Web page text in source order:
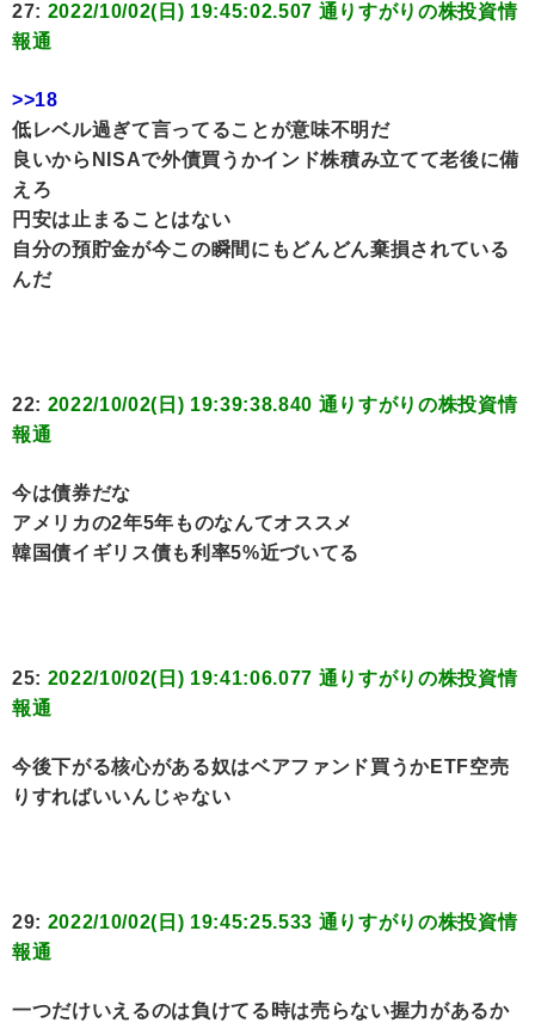
27: 2022/10/02(日) 19:45:02.507 通りすがりの株投資情
報通
>>18
低レベル過ぎて言ってることが意味不明だ
良いからNISAで外債買うかインド株積み立てて老後に備
えろ
円安は止まることはない
自分の預貯金が今この瞬間にもどんどん棄損されている
んだ
22: 2022/10/02(日) 19:39:38.840 通りすがりの株投資情
報通
今は債券だな
アメリカの2年5年ものなんてオススメ
韓国債イギリス債も利率5%近づいてる
25: 2022/10/02(日) 19:41:06.077 通りすがりの株投資情
報通
今後下がる核心がある奴はベアファンド買うかETF空売
りすればいいんじゃない
29: 2022/10/02(日) 19:45:25.533 通りすがりの株投資情
報通
一つだけいえるのは負けてる時は売らない握力があるか